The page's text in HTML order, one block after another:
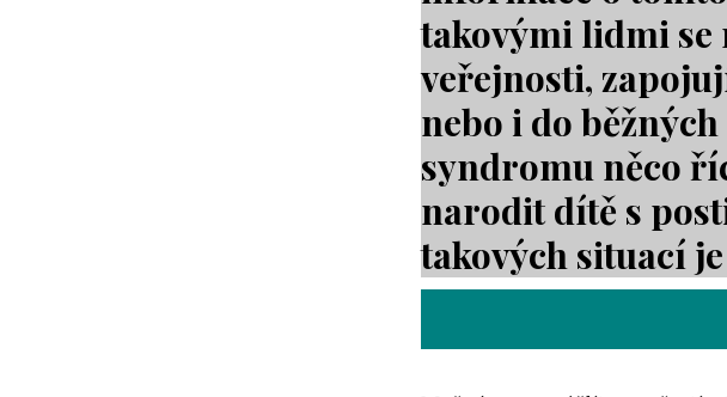
takovými lidmi se
veřejnosti,
nebo i do
syndromu něco
narodit dítě s
takových situací